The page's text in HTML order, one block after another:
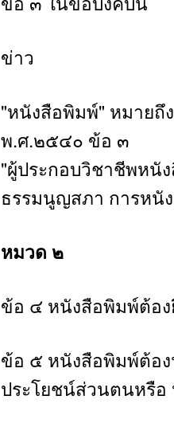
ข่าว
"หนังสือพิมพ์" หมาย
พ.ศ.๒๕๔๐ ข้อ ๓
"ผู้ประกอบวิชาชีพหนั
ธรรมนูญสภา การหนั
หมวด ๒
ข้อ ๔ หนังสือพิมพ์ต้อ
ข้อ ๕ หนังสือพิมพ์ต้อง
ประโยชน์ส่วนตนหรื